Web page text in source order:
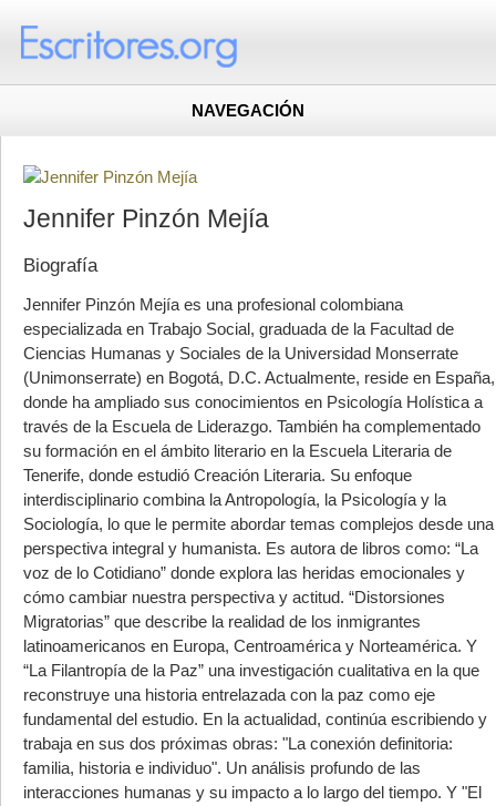
NAVEGACIÓN
Jennifer Pinzón Mejía
Biografía
Jennifer Pinzón Mejía es una profesional colombiana
especializada en Trabajo Social, graduada de la Facultad de
Ciencias Humanas y Sociales de la Universidad Monserrate
(Unimonserrate) en Bogotá, D.C. Actualmente, reside en España,
donde ha ampliado sus conocimientos en Psicología Holística a
través de la Escuela de Liderazgo. También ha complementado
su formación en el ámbito literario en la Escuela Literaria de
Tenerife, donde estudió Creación Literaria. Su enfoque
interdisciplinario combina la Antropología, la Psicología y la
Sociología, lo que le permite abordar temas complejos desde una
perspectiva integral y humanista. Es autora de libros como: “La
voz de lo Cotidiano” donde explora las heridas emocionales y
cómo cambiar nuestra perspectiva y actitud. “Distorsiones
Migratorias” que describe la realidad de los inmigrantes
latinoamericanos en Europa, Centroamérica y Norteamérica. Y
“La Filantropía de la Paz” una investigación cualitativa en la que
reconstruye una historia entrelazada con la paz como eje
fundamental del estudio. En la actualidad, continúa escribiendo y
trabaja en sus dos próximas obras: "La conexión definitoria:
familia, historia e individuo". Un análisis profundo de las
interacciones humanas y su impacto a lo largo del tiempo. Y "El